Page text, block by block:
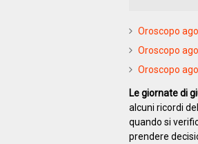
Oroscopo
Oroscopo
Oroscopo
Le giornate di
alcuni ricordi
quando si
prendere